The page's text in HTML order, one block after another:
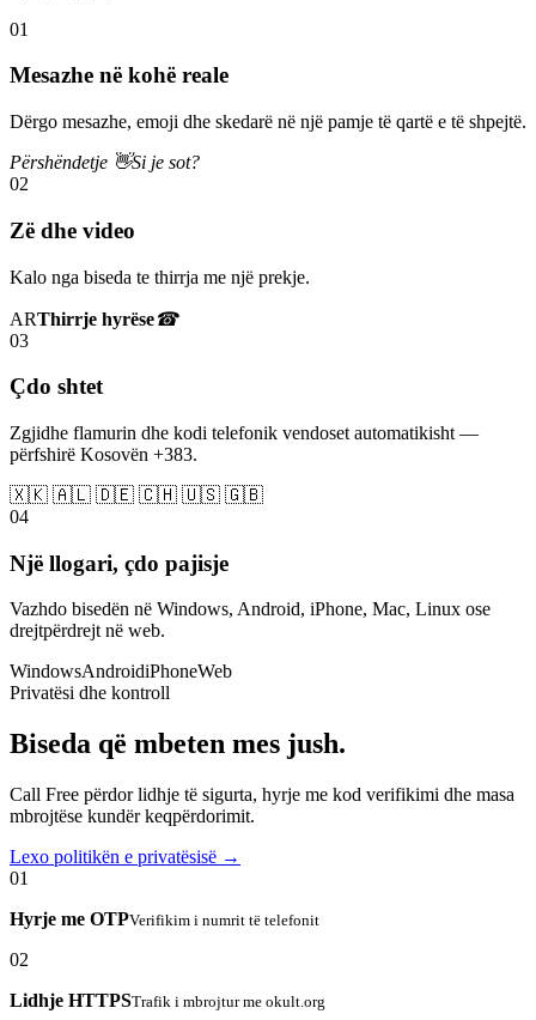
01
Mesazhe në kohë reale
Dërgo mesazhe, emoji dhe skedarë në një pamje të qartë e të shpejtë.
Përshëndetje 👋Si je sot?
02
Zë dhe video
Kalo nga biseda te thirrja me një prekje.
ARThirrje hyrëse☎
03
Çdo shtet
Zgjidhe flamurin dhe kodi telefonik vendoset automatikisht —
përfshirë Kosovën +383.
🇽🇰 🇦🇱 🇩🇪 🇨🇭 🇺🇸 🇬🇧
04
Një llogari, çdo pajisje
Vazhdo bisedën në Windows, Android, iPhone, Mac, Linux ose
drejtpërdrejt në web.
WindowsAndroidiPhoneWeb
Privatësi dhe kontroll
Biseda që mbeten mes jush.
Call Free përdor lidhje të sigurta, hyrje me kod verifikimi dhe masa
mbrojtëse kundër keqpërdorimit.
Lexo politikën e privatësisë →
01
Hyrje me OTPVerifikim i numrit të telefonit
02
Lidhje HTTPSTrafik i mbrojtur me okult.org